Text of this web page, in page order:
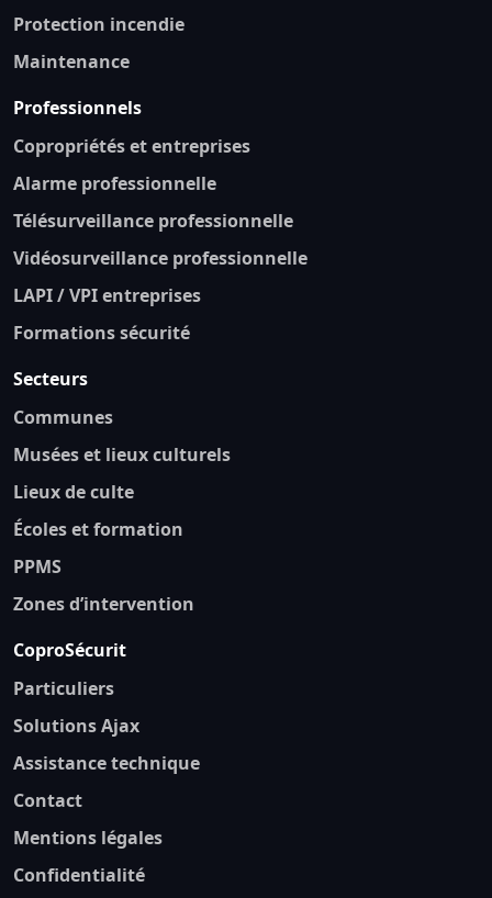
Protection incendie
Maintenance
Professionnels
Copropriétés et entreprises
Alarme professionnelle
Télésurveillance professionnelle
Vidéosurveillance professionnelle
LAPI / VPI entreprises
Formations sécurité
Secteurs
Communes
Musées et lieux culturels
Lieux de culte
Écoles et formation
PPMS
Zones d’intervention
CoproSécurit
Particuliers
Solutions Ajax
Assistance technique
Contact
Mentions légales
Confidentialité